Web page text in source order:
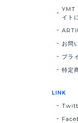
YMT
イト
お問
プラ
特定
LINK